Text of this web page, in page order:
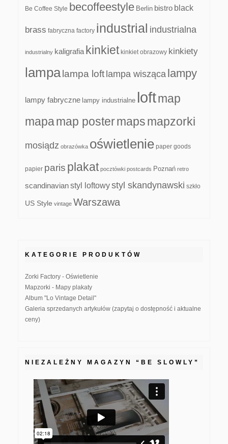
Be Coffee Style becoffeestyle Berlin bistro black
brass fabryczna factory industrial industrialna
industrialny kaligrafia kinkiet kinkiet obrazowy kinkiety
lampa lampa loft lampa wisząca lampy
lampy fabryczne lampy industrialne loftmap
mapamap postermapsmapzorki
mosiądz obrazówka oświetlenie paper goods
papier paris plakat pocztówki postcards Poznań retro
scandinavianstyl loftowystyl skandynawski szkło
US Style vintage Warszawa
KATEGORIE PRODUKTÓW
Zorki Factory - Oświetlenie
Mapzorki - Mapy plakaty
Album "Lo Vintage Detail"
Galeria sprzedanych artykułów (zapytaj o dostępność i aktualne
ceny)
NIEZALEŻNY MAGAZYN “BE SLOWLY”